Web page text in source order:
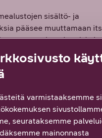
sisältö- ja
pääsee muuttamaan
somealustojen
muuttamisesta oman
täältä:Somejätit
stalkkerin ei pitäisi
artikkelin, jossa
ja näihin
täältä:Miksi some-
ja miten niihin pitäisi
varmistaaksemme
seurataksemme
mainonnasta